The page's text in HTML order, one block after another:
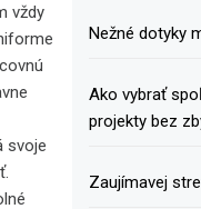
vždy
svoje
Nežné dotyky
Ako vybrať
projekty bez
Zaujímavej